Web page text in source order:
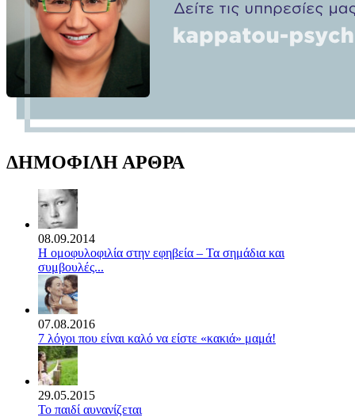
ΔΗΜΟΦΙΛΗ ΑΡΘΡΑ
08.09.2014
Η ομοφυλοφιλία στην εφηβεία – Τα σημάδια και
συμβουλές...
07.08.2016
7 λόγοι που είναι καλό να είστε «κακιά» μαμά!
29.05.2015
Το παιδί αυνανίζεται